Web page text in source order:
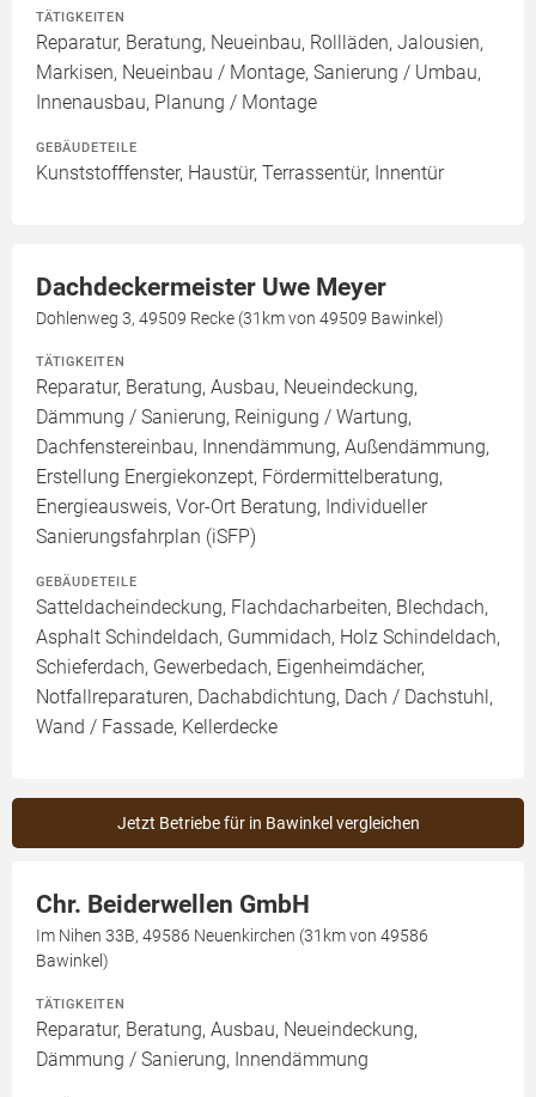
TÄTIGKEITEN
Reparatur, Beratung, Neueinbau, Rollläden, Jalousien,
Markisen, Neueinbau / Montage, Sanierung / Umbau,
Innenausbau, Planung / Montage
GEBÄUDETEILE
Kunststofffenster, Haustür, Terrassentür, Innentür
Dachdeckermeister Uwe Meyer
Dohlenweg 3, 49509 Recke (31km von 49509 Bawinkel)
TÄTIGKEITEN
Reparatur, Beratung, Ausbau, Neueindeckung,
Dämmung / Sanierung, Reinigung / Wartung,
Dachfenstereinbau, Innendämmung, Außendämmung,
Erstellung Energiekonzept, Fördermittelberatung,
Energieausweis, Vor-Ort Beratung, Individueller
Sanierungsfahrplan (iSFP)
GEBÄUDETEILE
Satteldacheindeckung, Flachdacharbeiten, Blechdach,
Asphalt Schindeldach, Gummidach, Holz Schindeldach,
Schieferdach, Gewerbedach, Eigenheimdächer,
Notfallreparaturen, Dachabdichtung, Dach / Dachstuhl,
Wand / Fassade, Kellerdecke
Jetzt Betriebe für in Bawinkel vergleichen
Chr. Beiderwellen GmbH
Im Nihen 33B, 49586 Neuenkirchen (31km von 49586
Bawinkel)
TÄTIGKEITEN
Reparatur, Beratung, Ausbau, Neueindeckung,
Dämmung / Sanierung, Innendämmung